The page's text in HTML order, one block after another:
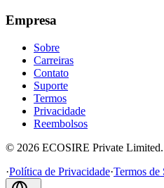
Empresa
Sobre
Carreiras
Contato
Suporte
Termos
Privacidade
Reembolsos
© 2026 ECOSIRE Private Limited.
·Política de Privacidade·Termos de